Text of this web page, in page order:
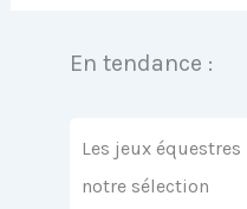
En tendance :
Les jeux
notre sélection